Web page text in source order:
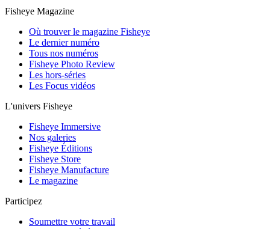
Fisheye Magazine
Où trouver le magazine Fisheye
Le dernier numéro
Tous nos numéros
Fisheye Photo Review
Les hors-séries
Les Focus vidéos
L'univers Fisheye
Fisheye Immersive
Nos galeries
Fisheye Éditions
Fisheye Store
Fisheye Manufacture
Le magazine
Participez
Soumettre votre travail